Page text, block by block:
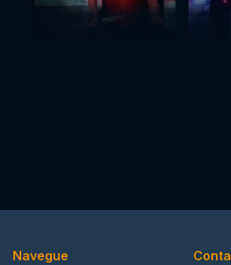
Navegue Conta